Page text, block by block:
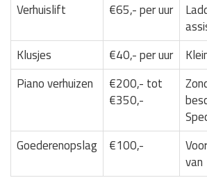
Verhuislift
€65,- per uur
Klusjes
€40,- per uur
Piano verhuizen
€200,- tot
€350,-
Goederenopslag
€100,-
van